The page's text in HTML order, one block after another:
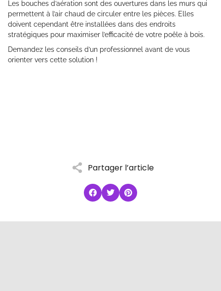
Partager l’article
Les bouches d’aération sont des ouvertures dans les murs qui
permettent à l’air chaud de circuler entre les pièces. Elles
doivent cependant être installées dans des endroits
stratégiques pour maximiser l’efficacité de votre poêle à bois.
Demandez les conseils d’un professionnel avant de vous
orienter vers cette solution !